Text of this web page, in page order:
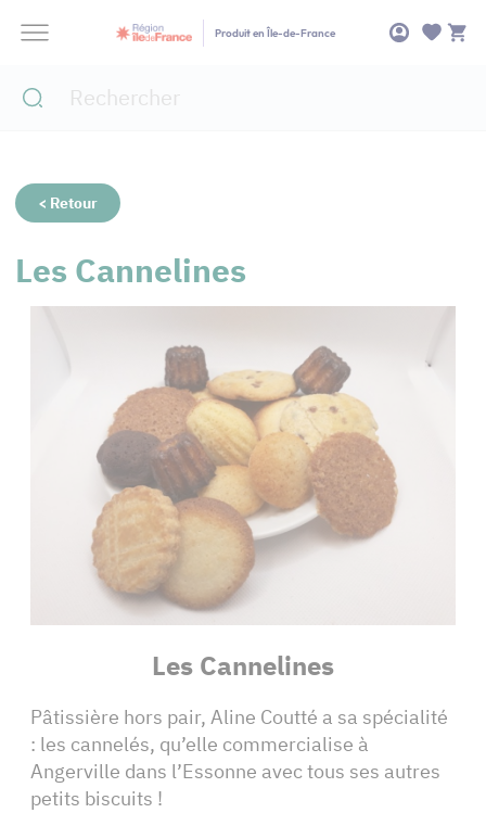
Produit en Île-de-France
< Retour
Les Cannelines
Les Cannelines
Pâtissière hors pair, Aline Coutté a sa spécialité
: les cannelés, qu’elle commercialise à
Angerville dans l’Essonne avec tous ses autres
petits biscuits !